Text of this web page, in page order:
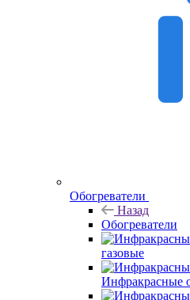
Обогреватели
Назад
Обогреватели
газовые
Инфракрасные